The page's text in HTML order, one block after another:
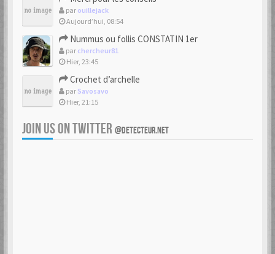
par ouillejack
Aujourd’hui, 08:54
Nummus ou follis CONSTATIN 1er
par chercheur81
Hier, 23:45
Crochet d’archelle
par Savosavo
Hier, 21:15
JOIN US ON TWITTER @DETECTEUR.NET